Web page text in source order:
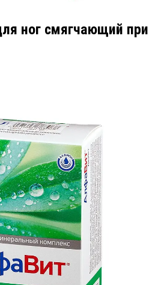
ног смягчающий при